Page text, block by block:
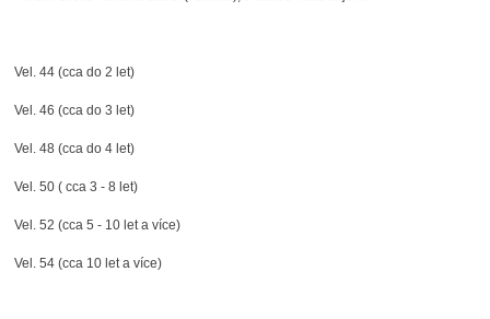
Vel. 44 (cca do 2 let)
Vel. 46 (cca do 3 let)
Vel. 48 (cca do 4 let)
Vel. 50 ( cca 3 - 8 let)
Vel. 52 (cca 5 - 10 let a více)
Vel. 54 (cca 10 let a více)